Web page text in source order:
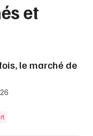
et
le marché de
moi Changer de lieu